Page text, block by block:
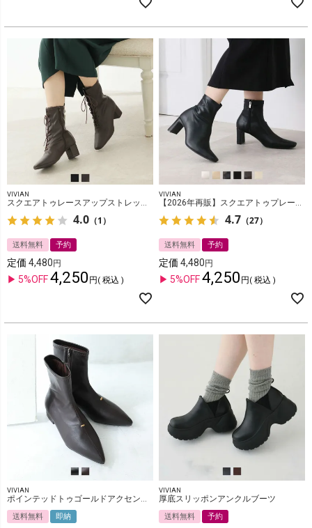
VIVIAN
スクエアトゥレースアップストレッチ袴ブーツ
4.0 （1）
送料無料 予約
定価 4,480
5%OFF4,250 税込
VIVIAN
【2026年再販】スクエアトゥプレートヒールストレッチショートブーツ
4.7 （27）
送料無料 予約
定価 4,480
5%OFF4,250 税込
VIVIAN
ポインテッドトゥゴールドアクセントストレッチショートブーツ
送料無料 即納
VIVIAN
厚底スリッポンアンクルブーツ
送料無料 予約